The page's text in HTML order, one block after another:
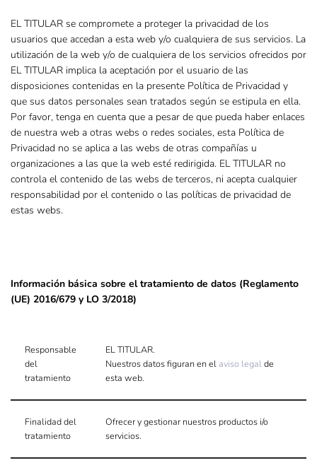
EL TITULAR se compromete a proteger la privacidad de los
usuarios que accedan a esta web y/o cualquiera de sus servicios. La
utilización de la web y/o de cualquiera de los servicios ofrecidos por
EL TITULAR implica la aceptación por el usuario de las
disposiciones contenidas en la presente Política de Privacidad y
que sus datos personales sean tratados según se estipula en ella.
Por favor, tenga en cuenta que a pesar de que pueda haber enlaces
de nuestra web a otras webs o redes sociales, esta Política de
Privacidad no se aplica a las webs de otras compañías u
organizaciones a las que la web esté redirigida. EL TITULAR no
controla el contenido de las webs de terceros, ni acepta cualquier
responsabilidad por el contenido o las políticas de privacidad de
estas webs.
Información básica sobre el tratamiento de datos (Reglamento
(UE) 2016/679 y LO 3/2018)
Responsable
del
tratamiento
EL TITULAR.
Nuestros datos figuran en el aviso legalde
esta web.
Finalidad del
tratamiento
Ofrecer y gestionar nuestros productos i/o
servicios.